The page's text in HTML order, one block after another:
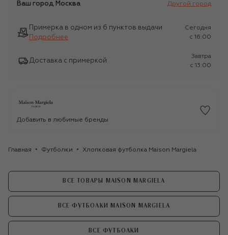
Ваш город Москва Другой город
Примерка в одном из 6 пунктов выдачи
Подробнее
Сегодня
c 16:00
Доставка с примеркой
Завтра
c 13:00
Добавить в любимые бренды
Главная Футболки Хлопковая футболка Maison Margiela
ВСЕ ТОВАРЫ MAISON MARGIELA
ВСЕ ФУТБОЛКИ MAISON MARGIELA
ВСЕ ФУТБОЛКИ